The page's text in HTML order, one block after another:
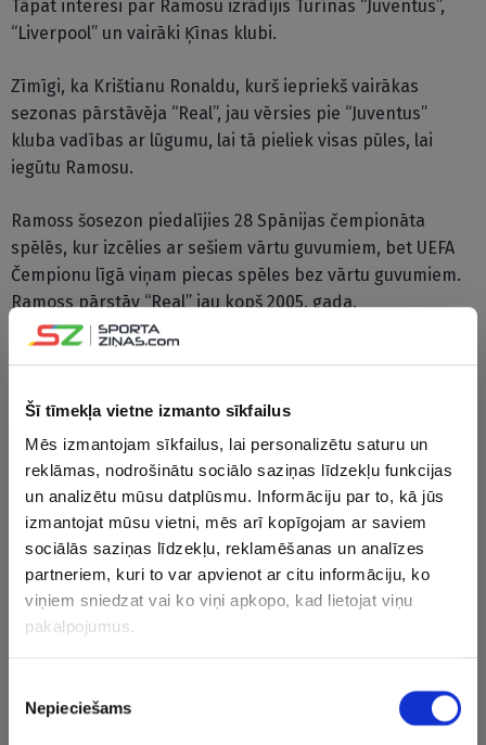
Šī tīmekļa vietne izmanto sīkfailus
Mēs izmantojam sīkfailus, lai personalizētu saturu un
reklāmas, nodrošinātu sociālo saziņas līdzekļu funkcijas
un analizētu mūsu datplūsmu. Informāciju par to, kā jūs
izmantojat mūsu vietni, mēs arī kopīgojam ar saviem
sociālās saziņas līdzekļu, reklamēšanas un analīzes
partneriem, kuri to var apvienot ar citu informāciju, ko
viņiem sniedzat vai ko viņi apkopo, kad lietojat viņu
pakalpojumus.
izvēle
Nepieciešams
Tāpat interesi par Ramosu izrādījis Turīnas “Juventus”,
“Liverpool” un vairāki Ķīnas klubi.
Zīmīgi, ka Krištianu Ronaldu, kurš iepriekš vairākas
sezonas pārstāvēja “Real”, jau vērsies pie “Juventus”
kluba vadības ar lūgumu, lai tā pieliek visas pūles, lai
iegūtu Ramosu.
Ramoss šosezon piedalījies 28 Spānijas čempionāta
spēlēs, kur izcēlies ar sešiem vārtu guvumiem, bet UEFA
Čempionu līgā viņam piecas spēles bez vārtu guvumiem.
Ramoss pārstāv “Real” jau kopš 2005. gada.
līderi francūzi Antuānu Grīzmanu.
Kā vēsta Lielbritānijas medijs “The Independent”,
Grīzmana pārstāvji apsver iespēju, ka uzbrucējs varētu
pārcelties uz Angliju, jo šobrīd ir ļoti neskaidra situācija
sarunās ar “Barcelona” vadību. Tieši Barselonas klubs
iepriekš tika minēts kā reālākais variants, kur francūzis
varētu turpināt karjeru.
šovasar pametīs “Atletico”, jo vēlas jaunus izaicinājumus.